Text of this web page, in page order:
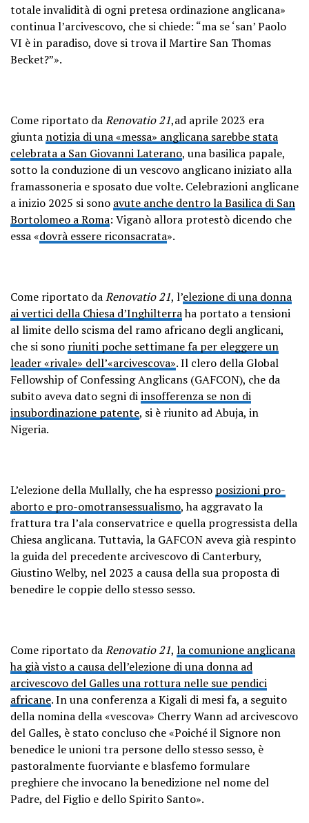
totale invalidità di ogni pretesa ordinazione anglicana»
continua l’arcivescovo, che si chiede: “ma se ‘san’ Paolo
VI è in paradiso, dove si trova il Martire San Thomas
Becket?”».
Come riportato daRenovatio 21,ad aprile 2023 era
giunta notizia di una «messa» anglicana sarebbe stata
celebrata a San Giovanni Laterano, una basilica papale,
sotto la conduzione di un vescovo anglicano iniziato alla
framassoneria e sposato due volte. Celebrazioni anglicane
a inizio 2025 si sono avute anche dentro la Basilica di San
Bortolomeo a Roma: Viganò allora protestò dicendo che
essa «dovrà essere riconsacrata».
Come riportato daRenovatio 21, l’elezione di una donna
ai vertici della Chiesa d’Inghilterraha portato a tensioni
al limite dello scisma del ramo africano degli anglicani,
che si sono riuniti poche settimane fa per eleggere un
leader «rivale» dell’«arcivescova». Il clero della Global
Fellowship of Confessing Anglicans (GAFCON), che da
subito aveva dato segni diinsofferenza se non di
insubordinazione patente, si è riunito ad Abuja, in
Nigeria.
L’elezione della Mullally, che ha espresso posizioni pro-
aborto e pro-omotransessualismo, ha aggravato la
frattura tra l’ala conservatrice e quella progressista della
Chiesa anglicana. Tuttavia, la GAFCON aveva già respinto
la guida del precedente arcivescovo di Canterbury,
Giustino Welby, nel 2023 a causa della sua proposta di
benedire le coppie dello stesso sesso.
Come riportato daRenovatio 21, la comunione anglicana
ha già visto a causa dell’elezione di una donna ad
arcivescovo del Galles una rottura nelle sue pendici
africane. In una conferenza a Kigali di mesi fa, a seguito
della nomina della «vescova» Cherry Wann ad arcivescovo
del Galles, è stato concluso che «Poiché il Signore non
benedice le unioni tra persone dello stesso sesso, è
pastoralmente fuorviante e blasfemo formulare
preghiere che invocano la benedizione nel nome del
Padre, del Figlio e dello Spirito Santo».